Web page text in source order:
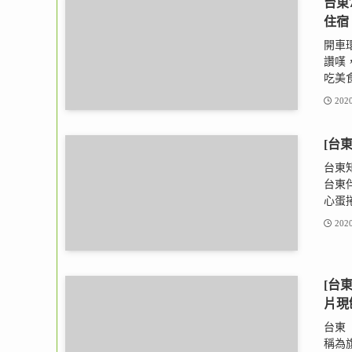
住宿
開車
讚嘆
吃美
[台
台東
台東
心蛋
[台
片現
台東
稱為